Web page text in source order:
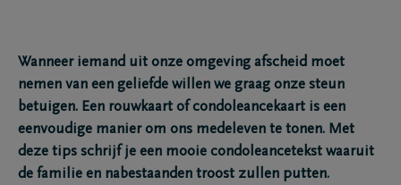
Wanneer iemand uit onze omgeving afscheid moet
nemen van een geliefde willen we graag onze steun
betuigen. Een rouwkaart of condoleancekaart is een
eenvoudige manier om ons medeleven te tonen. Met
deze tips schrijf je een mooie condoleancetekst waaruit
de familie en nabestaanden troost zullen putten.